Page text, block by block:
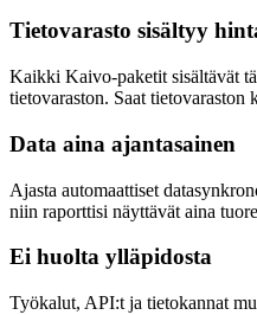
Tietovarasto sisältyy
Kaikki Kaivo-paketit sisältävät
tietovaraston. Saat
Data aina ajantasainen
Ajasta automaattiset
niin raporttisi näyttävät aina
Ei huolta ylläpidosta
Työkalut, API:t ja tietokannat